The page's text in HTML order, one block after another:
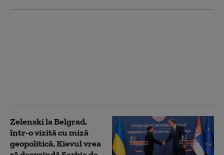
Zelenski la Belgrad,
într-o vizită cu miză
geopolitică. Kievul vrea